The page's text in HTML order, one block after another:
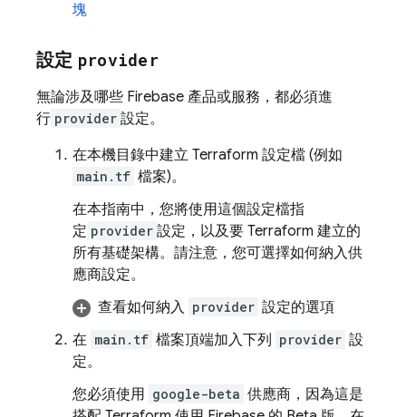
塊
設定 provider
無論涉及哪些 Firebase 產品或服務，都必須進
行 provider 設定。
在本機目錄中建立 Terraform 設定檔 (例如
main.tf 檔案)。
在本指南中，您將使用這個設定檔指
定 provider 設定，以及要 Terraform 建立的
所有基礎架構。請注意，您可選擇如何納入供
應商設定。
查看如何納入 provider 設定的選項
在 main.tf 檔案頂端加入下列 provider 設
定。
您必須使用 google-beta 供應商，因為這是